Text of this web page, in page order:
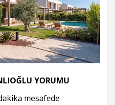
YORUMU
mesafede